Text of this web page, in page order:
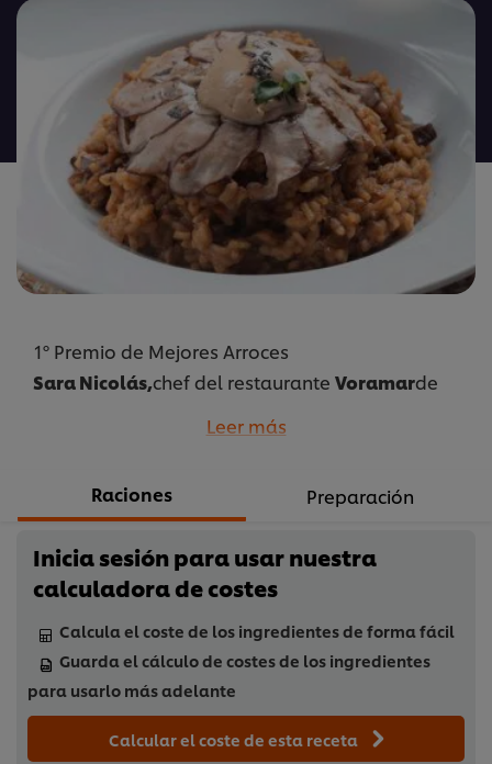
han
enviado
calificaciones
para
este
recipe
1º Premio de Mejores Arroces
Sara Nicolás,chef del restaurante Voramarde
Ganadora Concurso Nacional
Leer más
Raciones Preparación
Inicia sesión para usar nuestra
calculadora de costes
Calcula el coste de los ingredientes de forma fácil
Guarda el cálculo de costes de los ingredientes
para usarlo más adelante
Calcular el coste de esta receta